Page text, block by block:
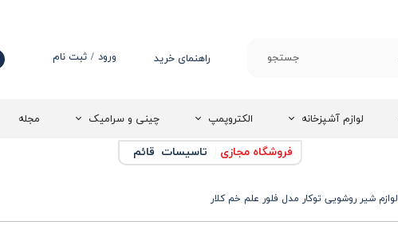
جستجو ورود / ثبت نام
تغییر گذر واژه لوازم آشپزخانه الکتروپمپ چینی و سرامیک مجله
راهنمای خرید
فروشگاه مجازی تاسیسات قائم
لوازم شیر روشویی توکار مدل فلور علم خم کلار